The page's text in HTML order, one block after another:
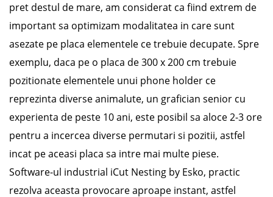
pret destul de mare, am considerat ca fiind extrem de
important sa optimizam modalitatea in care sunt
asezate pe placa elementele ce trebuie decupate. Spre
exemplu, daca pe o placa de 300 x 200 cm trebuie
pozitionate elementele unui phone holder ce
reprezinta diverse animalute, un grafician senior cu
experienta de peste 10 ani, este posibil sa aloce 2-3 ore
pentru a incercea diverse permutari si pozitii, astfel
incat pe aceasi placa sa intre mai multe piese.
Software-ul industrial iCut Nesting by Esko, practic
rezolva aceasta provocare aproape instant, astfel